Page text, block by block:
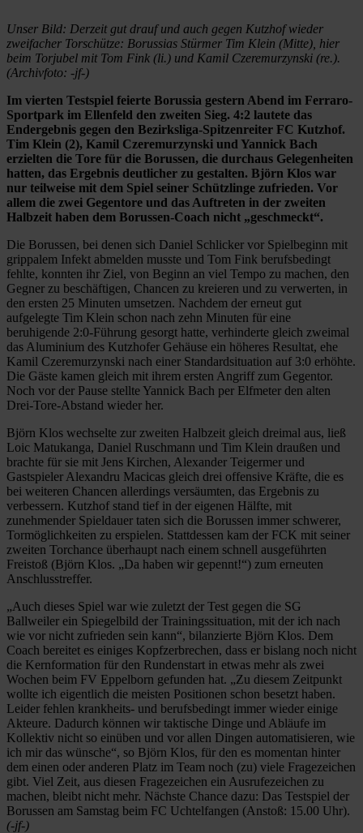
Unser Bild: Derzeit gut drauf und auch gegen Kutzhof wieder
zweifacher Torschütze: Borussias Stürmer Tim Klein (Mitte), hier
beim Torjubel mit Tom Fink (li.) und Kamil Czeremurzynski (re.).
(Archivfoto: -jf-)
Im vierten Testspiel feierte Borussia gestern Abend im Ferraro-
Sportpark im Ellenfeld den zweiten Sieg. 4:2 lautete das
Endergebnis gegen den Bezirksliga-Spitzenreiter FC Kutzhof.
Tim Klein (2), Kamil Czeremurzynski und Yannick Bach
erzielten die Tore für die Borussen, die durchaus Gelegenheiten
hatten, das Ergebnis deutlicher zu gestalten. Björn Klos war
nur teilweise mit dem Spiel seiner Schützlinge zufrieden. Vor
allem die zwei Gegentore und das Auftreten in der zweiten
Halbzeit haben dem Borussen-Coach nicht „geschmeckt“.
Die Borussen, bei denen sich Daniel Schlicker vor Spielbeginn mit
grippalem Infekt abmelden musste und Tom Fink berufsbedingt
fehlte, konnten ihr Ziel, von Beginn an viel Tempo zu machen, den
Gegner zu beschäftigen, Chancen zu kreieren und zu verwerten, in
den ersten 25 Minuten umsetzen. Nachdem der erneut gut
aufgelegte Tim Klein schon nach zehn Minuten für eine
beruhigende 2:0-Führung gesorgt hatte, verhinderte gleich zweimal
das Aluminium des Kutzhofer Gehäuse ein höheres Resultat, ehe
Kamil Czeremurzynski nach einer Standardsituation auf 3:0 erhöhte.
Die Gäste kamen gleich mit ihrem ersten Angriff zum Gegentor.
Noch vor der Pause stellte Yannick Bach per Elfmeter den alten
Drei-Tore-Abstand wieder her.
Björn Klos wechselte zur zweiten Halbzeit gleich dreimal aus, ließ
Loic Matukanga, Daniel Ruschmann und Tim Klein draußen und
brachte für sie mit Jens Kirchen, Alexander Teigermer und
Gastspieler Alexandru Macicas gleich drei offensive Kräfte, die es
bei weiteren Chancen allerdings versäumten, das Ergebnis zu
verbessern. Kutzhof stand tief in der eigenen Hälfte, mit
zunehmender Spieldauer taten sich die Borussen immer schwerer,
Tormöglichkeiten zu erspielen. Stattdessen kam der FCK mit seiner
zweiten Torchance überhaupt nach einem schnell ausgeführten
Freistoß (Björn Klos. „Da haben wir gepennt!“) zum erneuten
Anschlusstreffer.
„Auch dieses Spiel war wie zuletzt der Test gegen die SG
Ballweiler ein Spiegelbild der Trainingssituation, mit der ich nach
wie vor nicht zufrieden sein kann“, bilanzierte Björn Klos. Dem
Coach bereitet es einiges Kopfzerbrechen, dass er bislang noch nicht
die Kernformation für den Rundenstart in etwas mehr als zwei
Wochen beim FV Eppelborn gefunden hat. „Zu diesem Zeitpunkt
wollte ich eigentlich die meisten Positionen schon besetzt haben.
Leider fehlen krankheits- und berufsbedingt immer wieder einige
Akteure. Dadurch können wir taktische Dinge und Abläufe im
Kollektiv nicht so einüben und vor allen Dingen automatisieren, wie
ich mir das wünsche“, so Björn Klos, für den es momentan hinter
dem einen oder anderen Platz im Team noch (zu) viele Fragezeichen
gibt. Viel Zeit, aus diesen Fragezeichen ein Ausrufezeichen zu
machen, bleibt nicht mehr. Nächste Chance dazu: Das Testspiel der
Borussen am Samstag beim FC Uchtelfangen (Anstoß: 15.00 Uhr).
(-jf-)